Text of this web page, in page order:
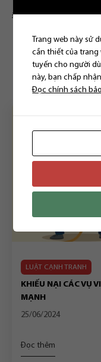
#thoathuanhanche
Bài viết
LUẬT CẠNH TRANH
KHIẾU NẠI CÁC VỤ
MẠNH
25/06/2024
Đọc thêm
Trang web này sử
cần thiết của trang
tuyến cho người
này, bạn chấp
Đọc chính sách